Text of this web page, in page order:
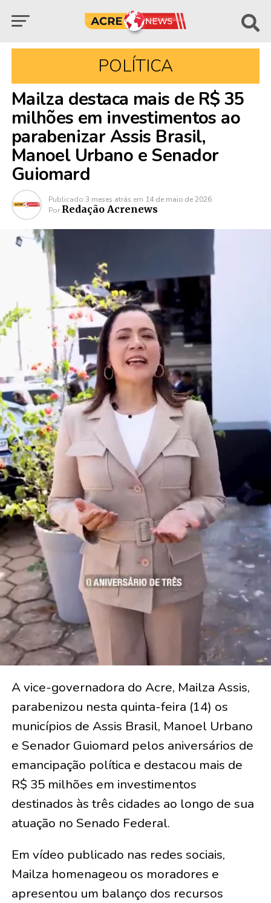
POLÍTICA
Mailza destaca mais de R$ 35
milhões em investimentos ao
parabenizar Assis Brasil,
Manoel Urbano e Senador
Guiomard
Publicado 3 meses atrás em 14 de maio de 2026
Por Redação Acrenews
A vice-governadora do Acre, Mailza Assis,
parabenizou nesta quinta-feira (14) os
municípios de Assis Brasil, Manoel Urbano
e Senador Guiomard pelos aniversários de
emancipação política e destacou mais de
R$ 35 milhões em investimentos
destinados às três cidades ao longo de sua
atuação no Senado Federal.
Em vídeo publicado nas redes sociais,
Mailza homenageou os moradores e
apresentou um balanço dos recursos